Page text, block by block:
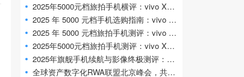
2025年5000元档旅拍手机横评：vivo X300 Pro影像
2025 年 5000 元档手机选购指南：vivo X300 Pr
2025 年 5000 元档旅拍手机测评：vivo X300 Pr
2025年5000元档旅拍手机测评：vivo X300 Pro定义
2025年旗舰手机续航与影像终极测评：vivo
全球资产数字化RWA联盟北京峰会，共探万亿